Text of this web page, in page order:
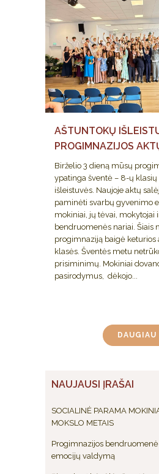
AŠTUNTOKŲ
PROGIMNAZIJOS
Birželio 3 dieną mūsų
ypatinga šventė – 8-ų
išleistuvės. Naujoje aktų
paminėti svarbų gyvenimo
mokiniai, jų tėvai, mokytojai
bendruomenės nariai. Šiais
progimnaziją baigė keturios
klasės. Šventės metu
prisiminimų. Mokiniai
pasirodymus, dėkojo...
DAUGIAU
NAUJAUSI ĮRAŠAI
SOCIALINĖ PARAMA
MOKSLO METAIS
Progimnazijos
emocijų valdymą